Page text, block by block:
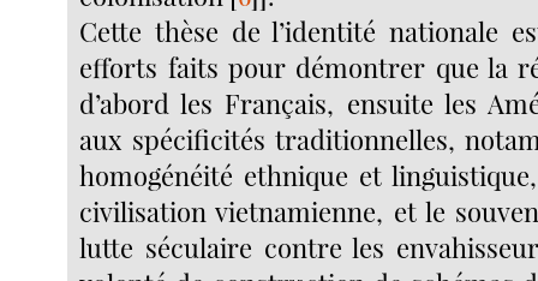
Cette thèse de l’identité nationale
efforts faits pour démontrer que la
d’abord les Français, ensuite les
aux spécificités traditionnelles,
homogénéité ethnique et
civilisation vietnamienne, et le
lutte séculaire contre les